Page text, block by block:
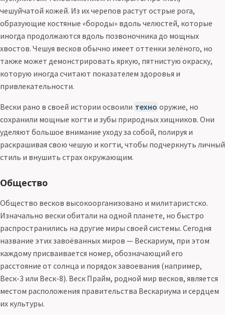
чешуйчатой кожей. Из их черепов растут острые рога,
образующие костяные «бороды» вдоль челюстей, которые
иногда продолжаются вдоль позвоночника до мощных
хвостов. Чешуя весков обычно имеет оттенки зелёного, но
также может демонстрировать яркую, пятнистую окраску,
которую иногда считают показателем здоровья и
привлекательности.
Вески рано в своей истории освоили техно оружие, но
сохранили мощные когти и зубы природных хищников. Они
уделяют большое внимание уходу за собой, полируя и
раскрашивая свою чешую и когти, чтобы подчеркнуть личный
стиль и внушить страх окружающим.
Общество
Общество весков высокоорганизовано и милитаристско.
Изначально вески обитали на одной планете, но быстро
распространились на другие миры своей системы. Сегодня
название этих завоёванных миров — Вескариум, при этом
каждому присваивается номер, обозначающий его
расстояние от солнца и порядок завоевания (например,
Веск-3 или Веск-8). Веск Прайм, родной мир весков, является
местом расположения правительства Вескариума и сердцем
их культуры.